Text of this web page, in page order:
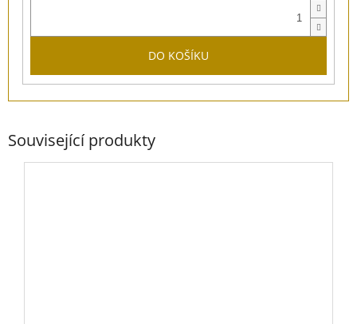
DO KOŠÍKU
Související produkty